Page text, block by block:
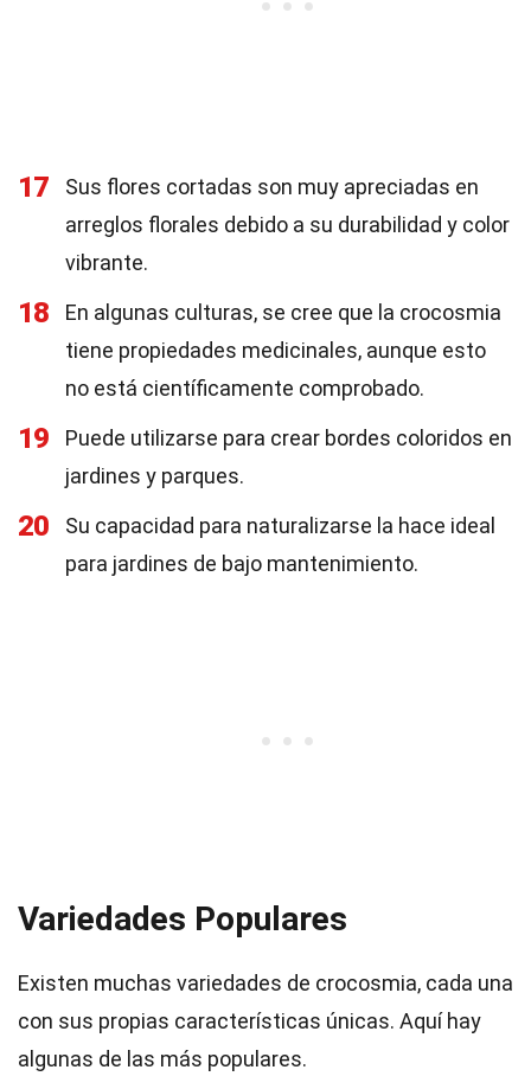
17
Sus flores cortadas son muy apreciadas en
arreglos florales debido a su durabilidad y color
vibrante.
18
En algunas culturas, se cree que la crocosmia
tiene propiedades medicinales, aunque esto
no está científicamente comprobado.
19
Puede utilizarse para crear bordes coloridos en
jardines y parques.
20
Su capacidad para naturalizarse la hace ideal
para jardines de bajo mantenimiento.
Variedades Populares
Existen muchas variedades de crocosmia, cada una
con sus propias características únicas. Aquí hay
algunas de las más populares.